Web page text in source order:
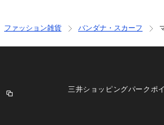
ファッション雑貨 バンダナ・スカーフ
三井ショッピングパークポ